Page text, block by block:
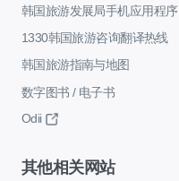
韩国旅游发展局手机应用程序
1330韩国旅游咨询翻译热线
韩国旅游指南与地图
数字图书 / 电子书
Odii
其他相关网站